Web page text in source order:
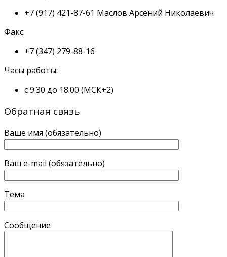
+7 (917) 421-87-61 Маслов Арсений Николаевич
Факс:
+7 (347) 279-88-16
Часы работы:
с 9:30 до 18:00 (МСК+2)
Обратная связь
Ваше имя (обязательно)
Ваш e-mail (обязательно)
Тема
Сообщение